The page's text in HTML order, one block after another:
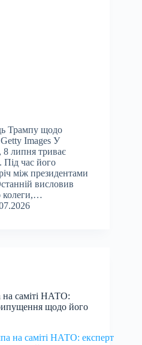
Трампу щодо
Images У
8 липня триває
час його
між президентами
висловив
колеги,…
саміті НАТО:
щодо його